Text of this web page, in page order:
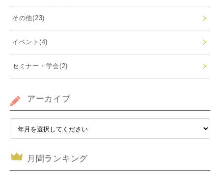
その他(23)
イベント (4)
セミナー・学会(2)
アーカイブ
月間ランキング